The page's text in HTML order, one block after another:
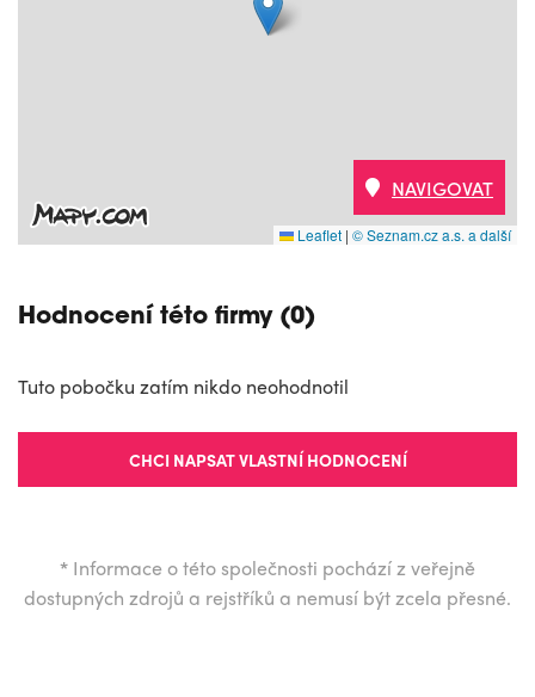
Leaflet | © Seznam.cz a.s. a další
NAVIGOVAT
Hodnocení této firmy (0)
Tuto pobočku zatím nikdo neohodnotil
CHCI NAPSAT VLASTNÍ HODNOCENÍ
* Informace o této společnosti pochází z veřejně
dostupných zdrojů a rejstříků a nemusí být zcela přesné.